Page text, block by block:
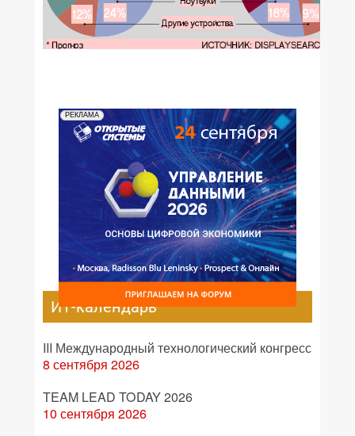
РЕКЛАМА
ИТ-календарь
III Международный технологический конгресс
8 сентября 2026
TEAM LEAD TODAY 2026
10 сентября 2026